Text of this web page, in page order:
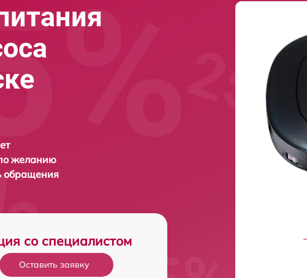
желанию
обращения
со специалистом
Оставить заявку